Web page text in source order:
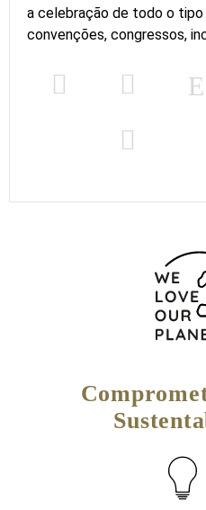
a celebração de todo o tipo
convenções, congressos,